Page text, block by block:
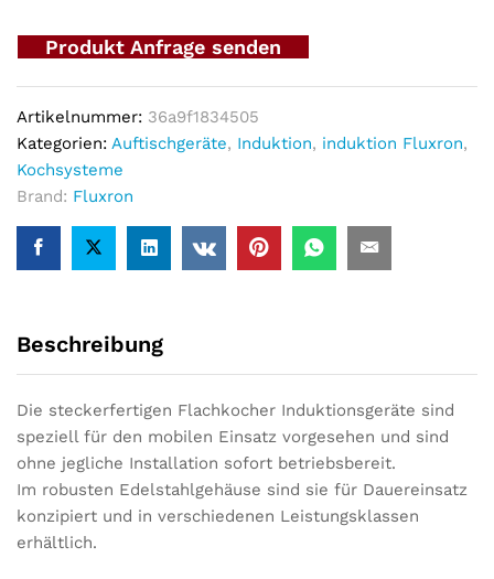
Produkt Anfrage senden
Artikelnummer: 36a9f1834505
Kategorien: Auftischgeräte, Induktion, induktion Fluxron,
Kochsysteme
Brand: Fluxron
Beschreibung
Die steckerfertigen Flachkocher Induktionsgeräte sind
speziell für den mobilen Einsatz vorgesehen und sind
ohne jegliche Installation sofort betriebsbereit.
Im robusten Edelstahlgehäuse sind sie für Dauereinsatz
konzipiert und in verschiedenen Leistungsklassen
erhältlich.